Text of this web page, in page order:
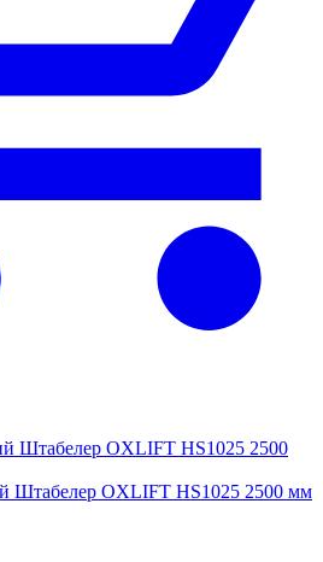
Штабелер OXLIFT HS1025 2500 мм